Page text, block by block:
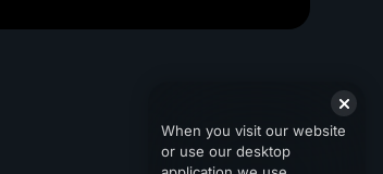
When you visit our website
or use our desktop